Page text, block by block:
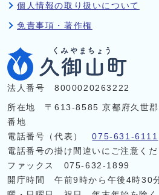
個人情報の取り扱いについて
免責事項・著作権
法人番号 8000020263222
所在地 〒613-8585 京都府久世郡
番地
電話番号（代表）075-631-6111
電話番号の掛け間違いにご注意くだ
ファックス 075-632-1899
開庁時間 午前9時から午後4時30